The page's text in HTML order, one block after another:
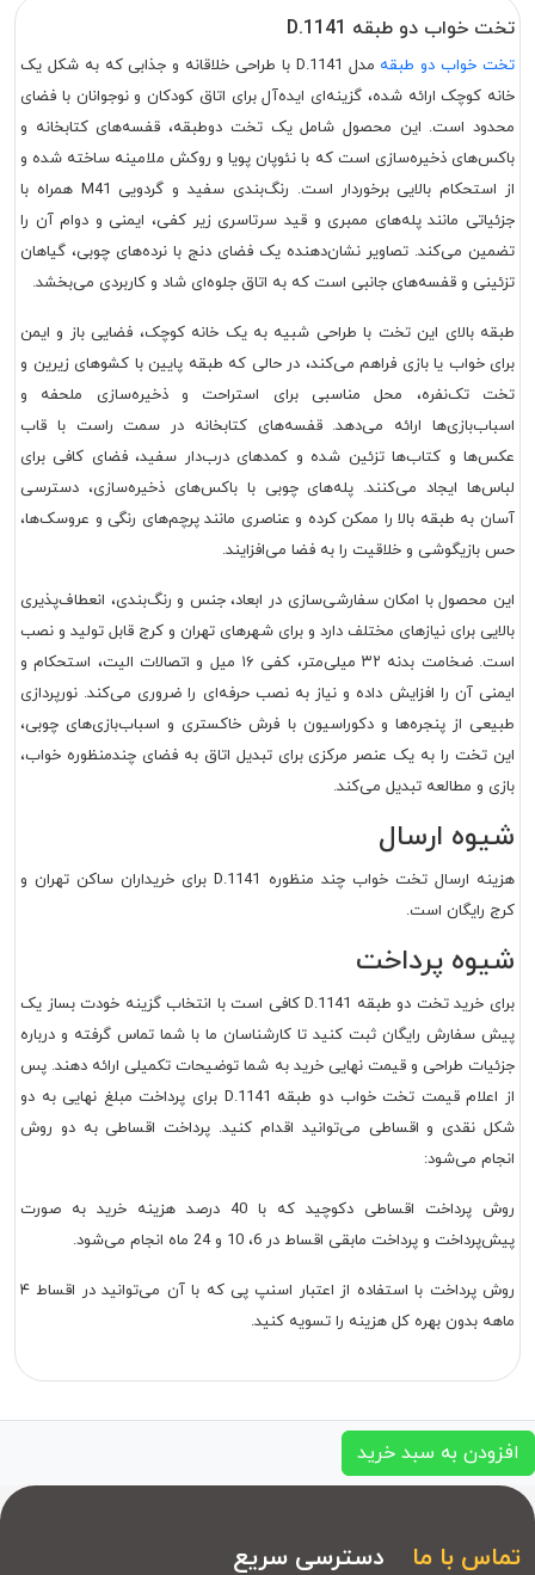
تخت خواب دو طبقه D.1141
تخت خواب دو طبقه
مدل D.1141 با طراحی خلاقانه و جذابی که به شکل یک
خانه کوچک ارائه شده، گزینه‌ای ایده‌آل برای اتاق کودکان و نوجوانان با فضای
محدود است. این محصول شامل یک تخت دوطبقه، قفسه‌های کتابخانه و
باکس‌های ذخیره‌سازی است که با نئوپان پویا و روکش ملامینه ساخته شده و
از استحکام بالایی برخوردار است. رنگ‌بندی سفید و گردویی M41 همراه با
جزئیاتی مانند پله‌های ممبری و قید سرتاسری زیر کفی، ایمنی و دوام آن را
تضمین می‌کند. تصاویر نشان‌دهنده یک فضای دنج با نرده‌های چوبی، گیاهان
تزئینی و قفسه‌های جانبی است که به اتاق جلوه‌ای شاد و کاربردی می‌بخشد.
طبقه بالای این تخت با طراحی شبیه به یک خانه کوچک، فضایی باز و ایمن
برای خواب یا بازی فراهم می‌کند، در حالی که طبقه پایین با کشوهای زیرین و
تخت تک‌نفره، محل مناسبی برای استراحت و ذخیره‌سازی ملحفه و
اسباب‌بازی‌ها ارائه می‌دهد. قفسه‌های کتابخانه در سمت راست با قاب
عکس‌ها و کتاب‌ها تزئین شده و کمدهای درب‌دار سفید، فضای کافی برای
لباس‌ها ایجاد می‌کنند. پله‌های چوبی با باکس‌های ذخیره‌سازی، دسترسی
آسان به طبقه بالا را ممکن کرده و عناصری مانند پرچم‌های رنگی و عروسک‌ها،
حس بازیگوشی و خلاقیت را به فضا می‌افزایند.
این محصول با امکان سفارشی‌سازی در ابعاد، جنس و رنگ‌بندی، انعطاف‌پذیری
بالایی برای نیازهای مختلف دارد و برای شهرهای تهران و کرج قابل تولید و نصب
است. ضخامت بدنه ۳۲ میلی‌متر، کفی ۱۶ میل و اتصالات الیت، استحکام و
ایمنی آن را افزایش داده و نیاز به نصب حرفه‌ای را ضروری می‌کند. نورپردازی
طبیعی از پنجره‌ها و دکوراسیون با فرش خاکستری و اسباب‌بازی‌های چوبی،
این تخت را به یک عنصر مرکزی برای تبدیل اتاق به فضای چندمنظوره خواب،
بازی و مطالعه تبدیل می‌کند.
شیوه ارسال
هزینه ارسال تخت خواب چند منظوره D.1141برای خریداران ساکن تهران و
کرج رایگان است.
شیوه پرداخت
برای خرید تخت دو طبقه D.1141کافی است با انتخاب گزینه خودت بساز یک
پیش سفارش رایگان ثبت کنید تا کارشناسان ما با شما تماس گرفته و درباره
جزئیات طراحی و قیمت نهایی خرید به شما توضیحات تکمیلی ارائه دهند. پس
از اعلام قیمت تخت خواب دو طبقه D.1141 برای پرداخت مبلغ نهایی به دو
شکل نقدی و اقساطی می‌توانید اقدام کنید. پرداخت اقساطی به دو روش
انجام می‌شود:
روش پرداخت اقساطی دکوچید که با 40 درصد هزینه خرید به صورت
پیش‌پرداخت و پرداخت مابقی اقساط در 6، 10 و 24 ماه انجام می‌شود.
روش پرداخت با استفاده از اعتبار اسنپ پی که با آن می‌توانید در اقساط ۴
ماهه بدون بهره کل هزینه را تسویه کنید.
افزودن به سبد خرید
تماس با ما دسترسی سریع